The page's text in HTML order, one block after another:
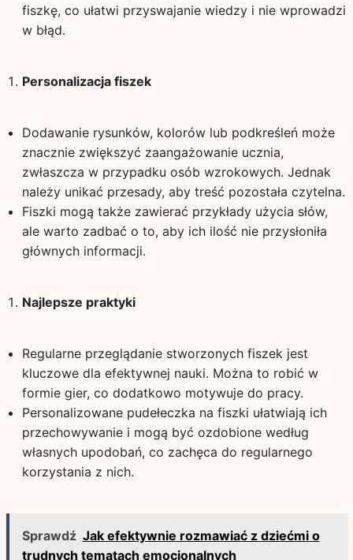
fiszkę, co ułatwi przyswajanie wiedzy i nie wprowadzi
w błąd.
Personalizacja fiszek
Dodawanie rysunków, kolorów lub podkreśleń może
znacznie zwiększyć zaangażowanie ucznia,
zwłaszcza w przypadku osób wzrokowych. Jednak
należy unikać przesady, aby treść pozostała czytelna.
Fiszki mogą także zawierać przykłady użycia słów,
ale warto zadbać o to, aby ich ilość nie przysłoniła
głównych informacji.
Najlepsze praktyki
Regularne przeglądanie stworzonych fiszek jest
kluczowe dla efektywnej nauki. Można to robić w
formie gier, co dodatkowo motywuje do pracy.
Personalizowane pudełeczka na fiszki ułatwiają ich
przechowywanie i mogą być ozdobione według
własnych upodobań, co zachęca do regularnego
korzystania z nich.
Sprawdź Jak efektywnie rozmawiać z dziećmi o
trudnych tematach emocjonalnych